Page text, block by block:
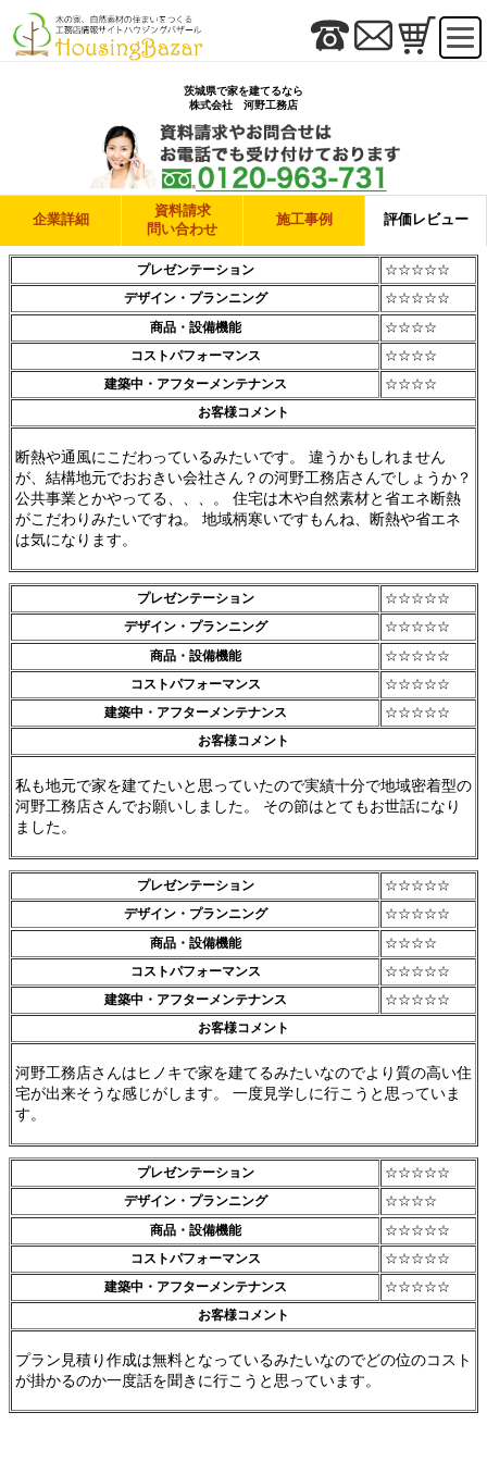
茨城県で家を建てるなら
株式会社 河野工務店
企業詳細
資料請求
問い合わせ
施工事例 評価レビュー
プレゼンテーション
☆☆☆☆☆
デザイン・プランニング
☆☆☆☆☆
商品・設備機能
☆☆☆☆
コストパフォーマンス
☆☆☆☆
建築中・アフターメンテナンス
☆☆☆☆
お客様コメント
断熱や通風にこだわっているみたいです。 違うかもしれません
が、結構地元でおおきい会社さん？の河野工務店さんでしょうか？
公共事業とかやってる、、、。 住宅は木や自然素材と省エネ断熱
がこだわりみたいですね。 地域柄寒いですもんね、断熱や省エネ
は気になります。
プレゼンテーション
☆☆☆☆☆
デザイン・プランニング
☆☆☆☆☆
商品・設備機能
☆☆☆☆☆
コストパフォーマンス
☆☆☆☆☆
建築中・アフターメンテナンス
☆☆☆☆☆
お客様コメント
私も地元で家を建てたいと思っていたので実績十分で地域密着型の
河野工務店さんでお願いしました。 その節はとてもお世話になり
ました。
プレゼンテーション
☆☆☆☆☆
デザイン・プランニング
☆☆☆☆☆
商品・設備機能
☆☆☆☆
コストパフォーマンス
☆☆☆☆☆
建築中・アフターメンテナンス
☆☆☆☆☆
お客様コメント
河野工務店さんはヒノキで家を建てるみたいなのでより質の高い住
宅が出来そうな感じがします。 一度見学しに行こうと思っていま
す。
プレゼンテーション
☆☆☆☆☆
デザイン・プランニング
☆☆☆☆
商品・設備機能
☆☆☆☆☆
コストパフォーマンス
☆☆☆☆☆
建築中・アフターメンテナンス
☆☆☆☆☆
お客様コメント
プラン見積り作成は無料となっているみたいなのでどの位のコスト
が掛かるのか一度話を聞きに行こうと思っています。